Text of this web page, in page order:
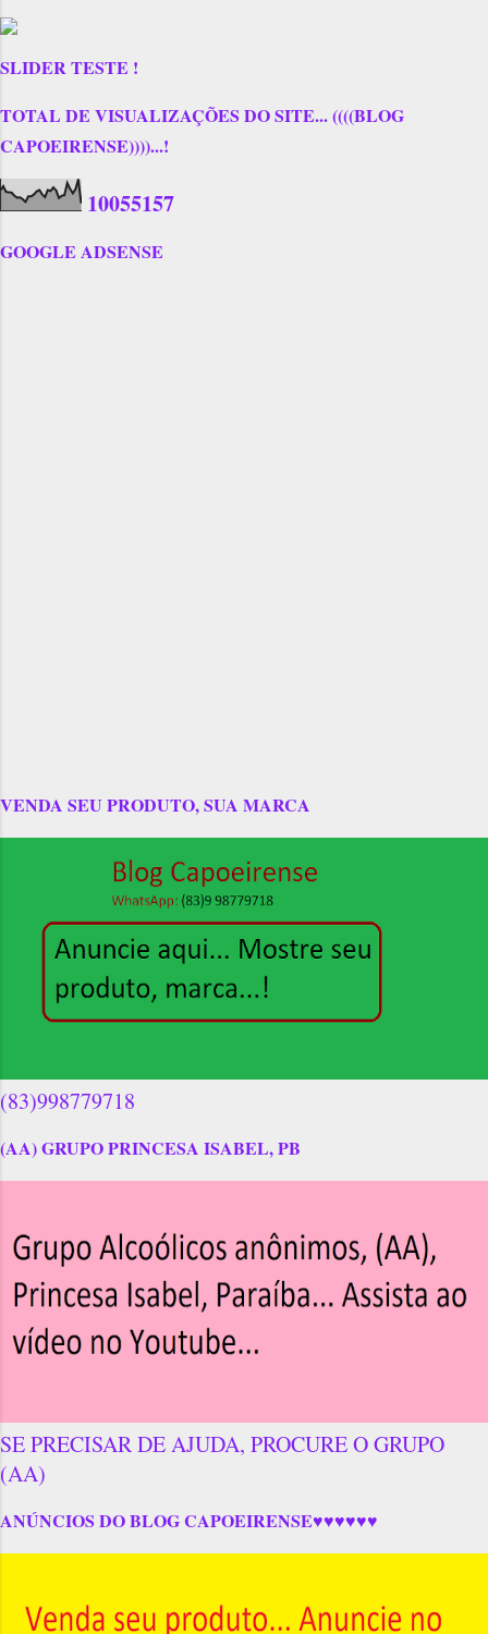
SLIDER TESTE !
TOTAL DE VISUALIZAÇÕES DO SITE... ((((BLOG
CAPOEIRENSE))))...!
10055157
GOOGLE ADSENSE
VENDA SEU PRODUTO, SUA MARCA
(83)998779718
(AA) GRUPO PRINCESA ISABEL, PB
SE PRECISAR DE AJUDA, PROCURE O GRUPO
(AA)
ANÚNCIOS DO BLOG CAPOEIRENSE♥♥♥♥♥♥